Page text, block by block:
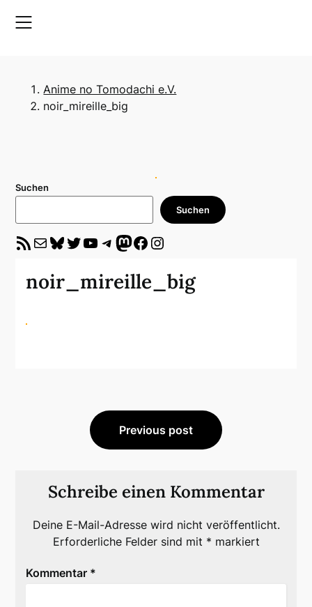
Anime no Tomodachi e.V.
noir_mireille_big
Suchen
Suchen
RSS-Feed E-Mail Bluesky Twitter YouTube Telegram Mastodon Facebook Instagram
noir_mireille_big
Beitragsnavigation
Previous post
Schreibe einen Kommentar
Deine E-Mail-Adresse wird nicht veröffentlicht.
Erforderliche Felder sind mit * markiert
Kommentar *